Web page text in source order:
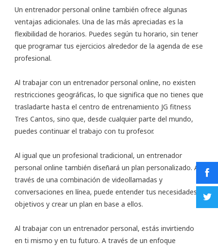
Un entrenador personal online también ofrece algunas
ventajas adicionales. Una de las más apreciadas es la
flexibilidad de horarios. Puedes según tu horario, sin tener
que programar tus ejercicios alrededor de la agenda de ese
profesional.
Al trabajar con un entrenador personal online, no existen
restricciones geográficas, lo que significa que no tienes que
trasladarte hasta el centro de entrenamiento JG fitness
Tres Cantos, sino que, desde cualquier parte del mundo,
puedes continuar el trabajo con tu profesor.
Al igual que un profesional tradicional, un entrenador
personal online también diseñará un plan personalizado. A
través de una combinación de videollamadas y
conversaciones en línea, puede entender tus necesidades y
objetivos y crear un plan en base a ellos.
Al trabajar con un entrenador personal, estás invirtiendo
en ti mismo y en tu futuro. A través de un enfoque